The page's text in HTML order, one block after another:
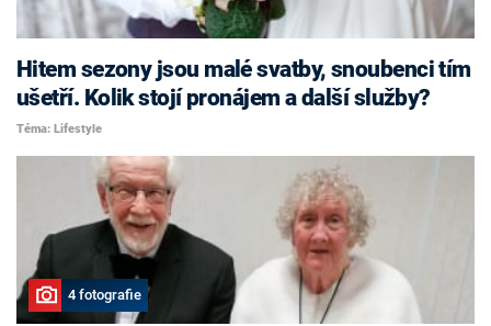
Hitem sezony jsou malé svatby, snoubenci tím
ušetří. Kolik stojí pronájem a další služby?
Téma: Lifestyle
4 fotografie